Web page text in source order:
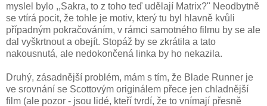
myslel bylo ,,Sakra, to z toho teď udělají Matrix?" Neodbytně
se vtírá pocit, že tohle je motiv, který tu byl hlavně kvůli
případným pokračováním, v rámci samotného filmu by se ale
dal vyškrtnout a obejít. Stopáž by se zkrátila a tato
nakousnutá, ale nedokončená linka by ho nekazila.
Druhý, zásadnější problém, mám s tím, že Blade Runner je
ve srovnání se Scottovým originálem přece jen chladnější
film (ale pozor - jsou lidé, kteří tvrdí, že to vnímají přesně